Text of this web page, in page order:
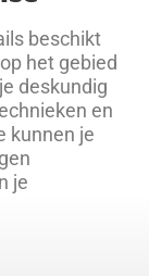
beschikt
het gebied
deskundig
en
kunnen je
je